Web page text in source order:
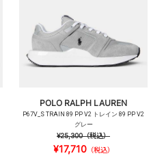
POLO RALPH LAUREN
P67V_S TRAIN 89 PP V2 トレイン 89 PP V2
グレー
¥25,300（税込）
¥17,710（税込）